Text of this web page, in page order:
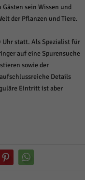
sein Wissen und
der Pflanzen und Tiere.
Uhr statt. Als Spezialist für
auf eine Spurensuche
sowie der
Details
Eintritt ist aber
Diese Informationen helfen
nutzen.
Publishern verwendet,
indem sie Besucher
werden
manuellen Einwilligung